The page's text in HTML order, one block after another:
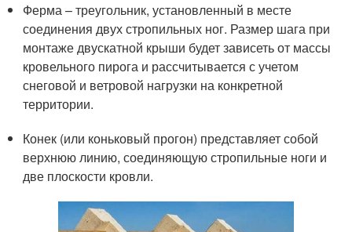
Ферма – треугольник, установленный в месте
соединения двух стропильных ног. Размер шага при
монтаже двускатной крыши будет зависеть от массы
кровельного пирога и рассчитывается с учетом
снеговой и ветровой нагрузки на конкретной
территории.
Конек (или коньковый прогон) представляет собой
верхнюю линию, соединяющую стропильные ноги и
две плоскости кровли.